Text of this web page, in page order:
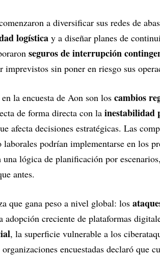
a diversificar sus redes de
logística y a diseñar planes de
seguros de interrupción
sin poner en riesgo sus
la encuesta de Aon son los cambios
de forma directa con la inestabilidad
afecta decisiones estratégicas. Las
podrían implementarse en los
lógica de planificación por
antes.
que gana peso a nivel global: los
adopción creciente de plataformas
, la superficie vulnerable a los
organizaciones encuestadas declaró que